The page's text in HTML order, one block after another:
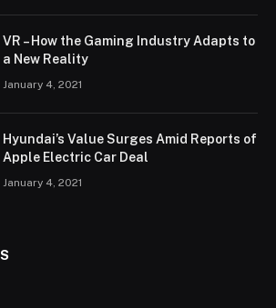
VR – How the Gaming Industry Adapts to
a New Reality
January 4, 2021
Hyundai’s Value Surges Amid Reports of
Apple Electric Car Deal
January 4, 2021